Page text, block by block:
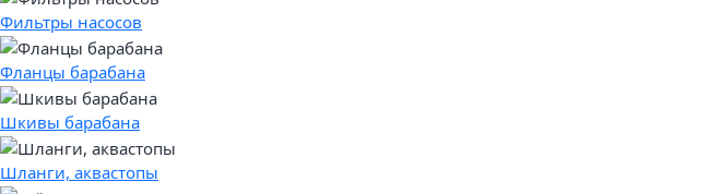
Фильтры насосов
Фланцы барабана
Шкивы барабана
Шланги, аквастопы